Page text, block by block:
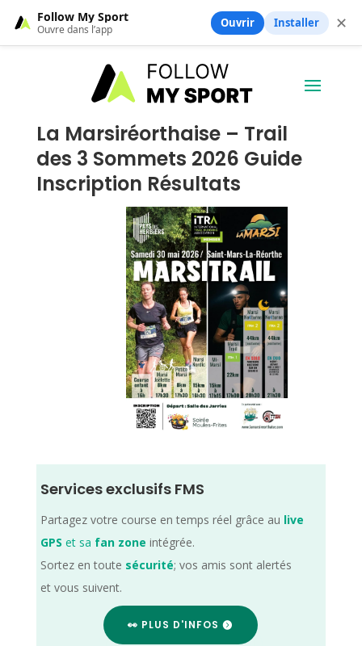
La Marsiréorthaise – Trail
des 3 Sommets 2026 Guide
Inscription Résultats
Services exclusifs FMS
Partagez votre course en temps réel grâce au live
GPS et sa fan zone intégrée.
Sortez en toute sécurité; vos amis sont alertés
et vous suivent.
👀 PLUS D'INFOS
Follow My Sport
Ouvre dans l’app Ouvrir Installer ✕